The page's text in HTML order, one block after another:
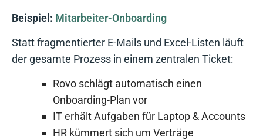
Beispiel: Mitarbeiter-Onboarding
Statt fragmentierter E-Mails und Excel-Listen läuft
der gesamte Prozess in einem zentralen Ticket:
Rovo schlägt automatisch einen
Onboarding-Plan vor
IT erhält Aufgaben für Laptop & Accounts
HR kümmert sich um Verträge